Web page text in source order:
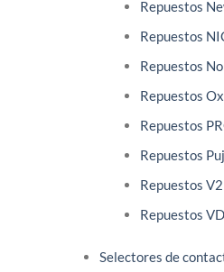
Repuestos
Repuestos
Repuestos
Repuestos
Repuestos
Repuestos
Repuestos
Repuestos
Selectores de